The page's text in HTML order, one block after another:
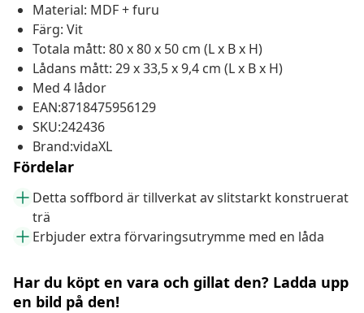
Material: MDF + furu
Färg: Vit
Totala mått: 80 x 80 x 50 cm (L x B x H)
Lådans mått: 29 x 33,5 x 9,4 cm (L x B x H)
Med 4 lådor
EAN:8718475956129
SKU:242436
Brand:vidaXL
Fördelar
Detta soffbord är tillverkat av slitstarkt konstruerat
trä
Erbjuder extra förvaringsutrymme med en låda
Har du köpt en vara och gillat den? Ladda upp
en bild på den!